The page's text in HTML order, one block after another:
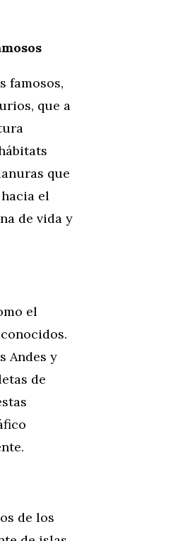
famosos,
que a
que
el
de vida y
el
Andes y
de
de los